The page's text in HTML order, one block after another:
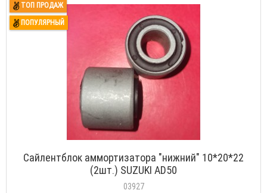
ТОП ПРОДАЖ
ПОПУЛЯРНЫЙ
Сайлентблок аммортизатора "нижний" 10*20*22
(2шт.) SUZUKI AD50
03927